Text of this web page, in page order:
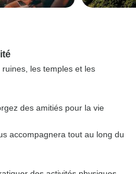
les temples et les
des amitiés pour la vie
accompagnera tout au long du